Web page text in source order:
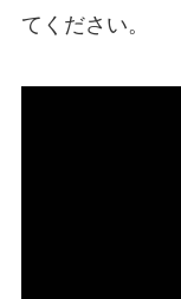
てください。